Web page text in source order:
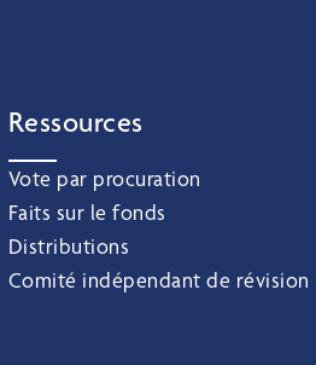
Ressources
Vote par procuration
Faits sur le fonds
Distributions
Comité indépendant de révision